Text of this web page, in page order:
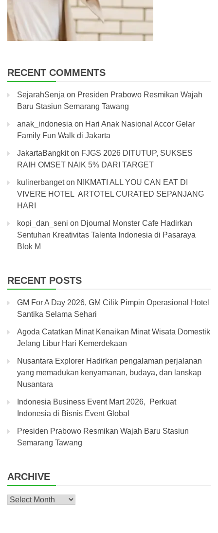
RECENT COMMENTS
SejarahSenja on Presiden Prabowo Resmikan Wajah
Baru Stasiun Semarang Tawang
anak_indonesia on Hari Anak Nasional Accor Gelar
Family Fun Walk di Jakarta
JakartaBangkiton FJGS 2026 DITUTUP, SUKSES
RAIH OMSET NAIK 5% DARI TARGET
kulinerbangeton NIKMATI ALL YOU CAN EAT DI
VIVERE HOTEL ARTOTEL CURATED SEPANJANG
HARI
kopi_dan_seni on Djournal Monster Cafe Hadirkan
Sentuhan Kreativitas Talenta Indonesia di Pasaraya
Blok M
RECENT POSTS
GM For A Day 2026, GM Cilik Pimpin Operasional Hotel
Santika Selama Sehari
Agoda Catatkan Minat Kenaikan Minat Wisata Domestik
Jelang Libur Hari Kemerdekaan
Nusantara Explorer Hadirkan pengalaman perjalanan
yang memadukan kenyamanan, budaya, dan lanskap
Nusantara
Indonesia Business Event Mart 2026, Perkuat
Indonesia di Bisnis Event Global
Presiden Prabowo Resmikan Wajah Baru Stasiun
Semarang Tawang
ARCHIVE
Archive